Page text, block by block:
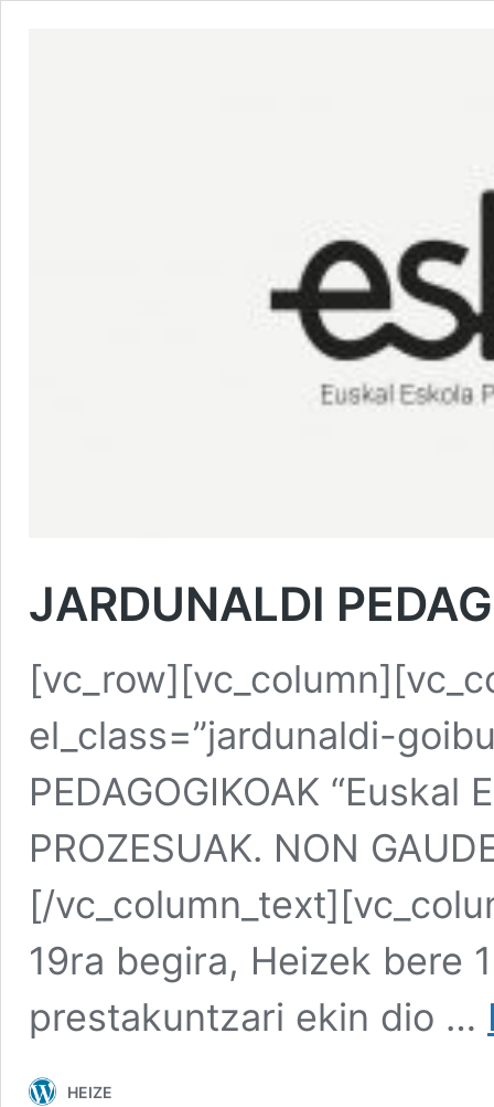
JARDUNALDI
el_class=”jardunaldi-
PEDAGOGIKOAK
PROZESUAK. NON
[/
19ra begira, Heizek bere
prestakuntzari ekin dio …
HEIZE